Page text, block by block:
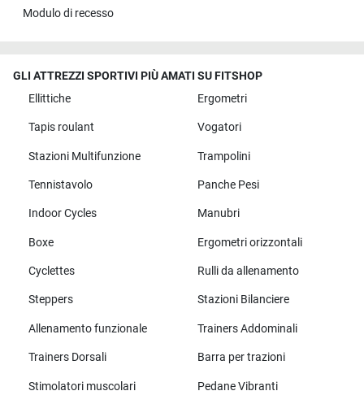
Modulo di recesso
GLI ATTREZZI SPORTIVI PIÙ AMATI SU FITSHOP
Ellittiche
Ergometri
Tapis roulant Vogatori
Stazioni Multifunzione Trampolini
Tennistavolo Panche Pesi
Indoor Cycles Manubri
Boxe Ergometri orizzontali
Cyclettes Rulli da allenamento
Steppers Stazioni Bilanciere
Allenamento funzionale Trainers Addominali
Trainers Dorsali Barra per trazioni
Stimolatori muscolari Pedane Vibranti